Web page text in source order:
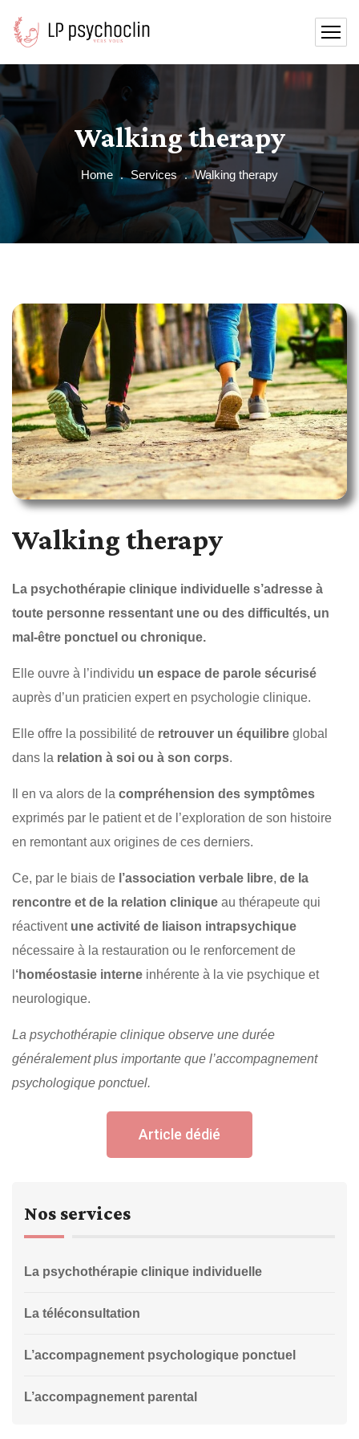
Walking therapy
Home Services Walking therapy
Walking therapy
La psychothérapie clinique individuelle s’adresse à
toute personne ressentant une ou des difficultés, un
mal-être ponctuel ou chronique.
Elle ouvre à l’individu un espace de parole sécurisé
auprès d’un praticien expert en psychologie clinique.
Elle offre la possibilité de retrouver un équilibre global
dans la relation à soi ou à son corps.
Il en va alors de la compréhension des symptômes
exprimés par le patient et de l’exploration de son histoire
en remontant aux origines de ces derniers.
Ce, par le biais de l’association verbale libre, de la
rencontre et de la relation clinique au thérapeute qui
réactivent une activité de liaison intrapsychique
nécessaire à la restauration ou le renforcement de
‘homéostasie interne inhérente à la vie psychique et
neurologique.
La psychothérapie clinique observe une durée
généralement plus importante que l’accompagnement
psychologique ponctuel.
Article dédié
Nos services
La psychothérapie clinique individuelle
La téléconsultation
L’accompagnement psychologique ponctuel
L’accompagnement parental